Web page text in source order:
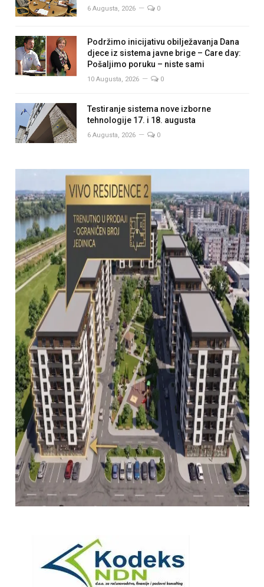
6 Augusta, 2026 0
Podržimo inicijativu obilježavanja Dana
djece iz sistema javne brige – Care day:
Pošaljimo poruku – niste sami
10 Augusta, 2026 0
Testiranje sistema nove izborne
tehnologije 17. i 18. augusta
6 Augusta, 2026 0